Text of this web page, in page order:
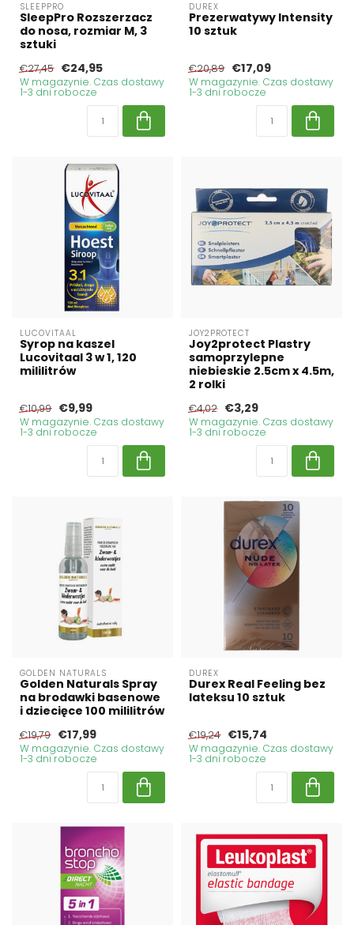
SLEEPPRO
SleepPro Rozszerzacz
do nosa, rozmiar M, 3
sztuki
€27,45 €24,95
W magazynie. Czas dostawy
1-3 dni robocze
DUREX
Prezerwatywy Intensity
10 sztuk
€20,89 €17,09
W magazynie. Czas dostawy
1-3 dni robocze
LUCOVITAAL
Syrop na kaszel
Lucovitaal 3 w 1, 120
mililitrów
€10,99 €9,99
W magazynie. Czas dostawy
1-3 dni robocze
JOY2PROTECT
Joy2protect Plastry
samoprzylepne
niebieskie 2.5cm x 4.5m,
2 rolki
€4,02 €3,29
W magazynie. Czas dostawy
1-3 dni robocze
GOLDEN NATURALS
Golden Naturals Spray
na brodawki basenowe
i dziecięce 100 mililitrów
€19,79 €17,99
W magazynie. Czas dostawy
1-3 dni robocze
DUREX
Durex Real Feeling bez
lateksu 10 sztuk
€19,24 €15,74
W magazynie. Czas dostawy
1-3 dni robocze